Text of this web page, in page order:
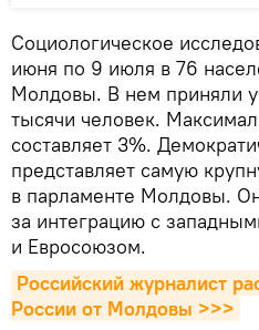
Социологическое
июня по 9 июля в 76
Молдовы. В нем приняли
тысячи человек.
составляет 3%.
представляет самую
в парламенте Молдовы.
за интеграцию с
и Евросоюзом.
Российский журналист
России от Молдовы >>>